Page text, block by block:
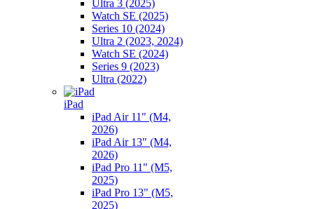
Ultra 3 (2025)
Watch SE (2025)
Series 10 (2024)
Ultra 2 (2023, 2024)
Watch SE (2024)
Series 9 (2023)
Ultra (2022)
iPad
iPad Air 11" (M4,
2026)
iPad Air 13" (M4,
2026)
iPad Pro 11" (M5,
2025)
iPad Pro 13" (M5,
2025)